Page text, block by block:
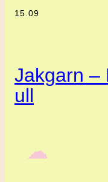
15.09
Jakgarn –
ull
‎ ‎‎ ☁︎‎‎